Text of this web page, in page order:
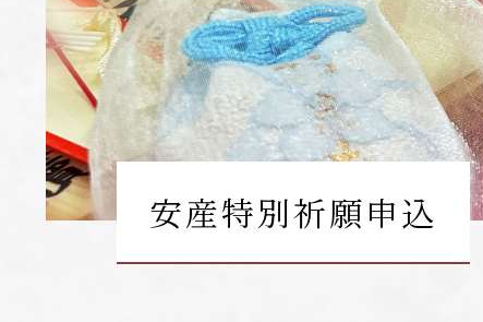
安産特別祈願申込